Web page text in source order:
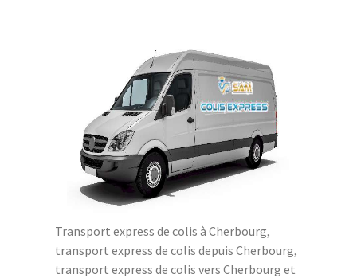
Transport express de colis à Cherbourg,
transport express de colis depuis Cherbourg,
transport express de colis vers Cherbourg et